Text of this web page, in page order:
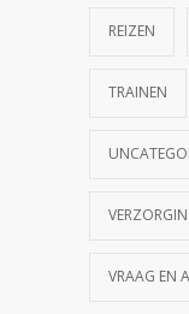
REIZEN
TRAINEN
VRAAG EN